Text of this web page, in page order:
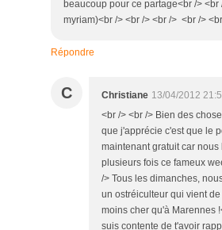
beaucoup pour ce partage<br /> <br
myriam)<br /> <br /> <br /> <br />
Répondre
C Christiane 13/04/2012
<br /> <br /> Bien des
que j'apprécie c'est que le
maintenant gratuit car nous
plusieurs fois ce fameux
/> Tous les dimanches,
un ostréiculteur qui vient
moins cher qu'à Marennes
suis contente de t'avoir